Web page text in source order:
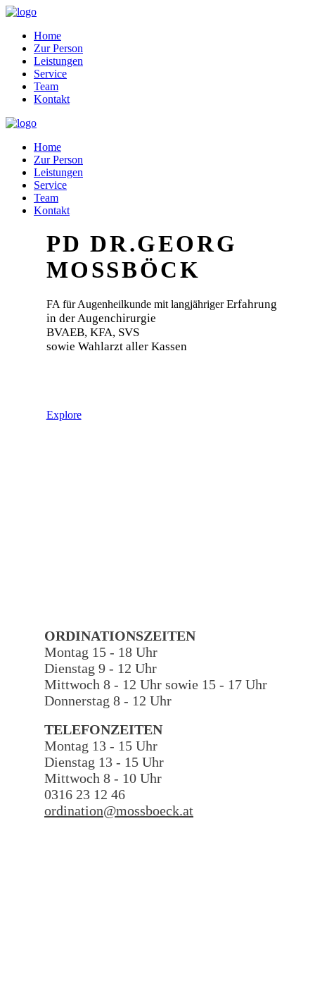
Home
Zur Person
Leistungen
Service
Team
Kontakt
Home
Zur Person
Leistungen
Service
Team
Kontakt
PD DR.GEORG
MOSSBÖCK
FA für Augenheilkunde mit langjährigerErfahrung
in der Augenchirurgie
BVAEB, KFA, SVS
sowie Wahlarzt aller Kassen
Explore
ORDINATIONSZEITEN
Montag 15 - 18 Uhr
Dienstag 9 - 12 Uhr
Mittwoch 8 - 12 Uhr sowie 15 - 17 Uhr
Donnerstag 8 - 12 Uhr
TELEFONZEITEN
Montag 13 - 15 Uhr
Dienstag 13 - 15 Uhr
Mittwoch 8 - 10 Uhr
0316 23 12 46
ordination@mossboeck.at